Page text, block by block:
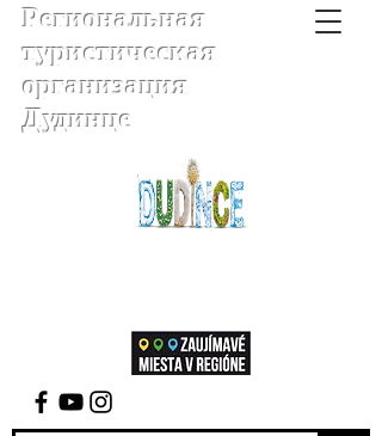
Региональная
туристическая
организация
Дудинце